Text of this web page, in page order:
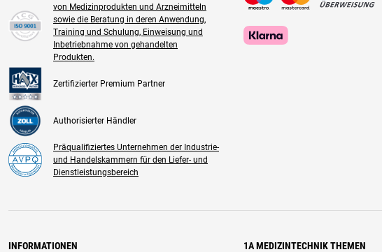
von Medizinprodukten und Arzneimitteln
sowie die Beratung in deren Anwendung,
Training und Schulung, Einweisung und
Inbetriebnahme von gehandelten
Produkten.
Zertifizierter Premium Partner
Authorisierter Händler
Präqualifiziertes Unternehmen der Industrie-
und Handelskammern für den Liefer- und
Dienstleistungsbereich
INFORMATIONEN 1A MEDIZINTECHNIK THEMEN